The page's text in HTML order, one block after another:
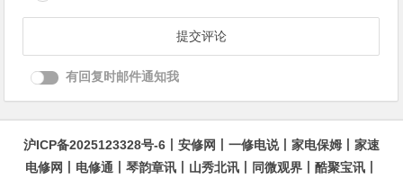
有回复时邮件通知我
沪ICP备2025123328号-6 安修网 一修电说丨 家电保姆
家速
电修网
电修通 琴韵章讯 山秀北讯 同微观界 酷聚宝讯